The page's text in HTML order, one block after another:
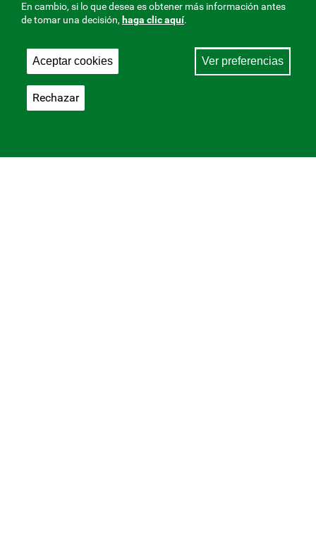
En cambio, si lo que desea es obtener más información antes
de tomar una decisión, haga clic aquí.
Aceptar cookies Ver preferencias
Rechazar